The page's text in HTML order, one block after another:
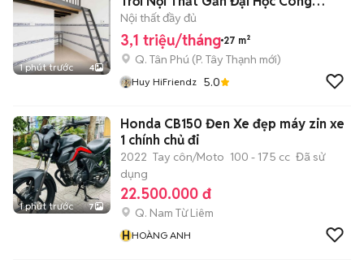
1 phút trước 4
Thương - AEON
Nội thất đầy đủ
3,1 triệu/tháng 27 m²
Q. Tân Phú (P. Tây Thạnh mới)
Huy HiFriendz 5.0
1 phút trước 7
Honda CB150 Đen Xe đẹp máy zin xe
1 chính chủ đi
2022 Tay côn/Moto 100 - 175 cc Đã sử
dụng
22.500.000 đ
Q. Nam Từ Liêm
HHOÀNG ANH